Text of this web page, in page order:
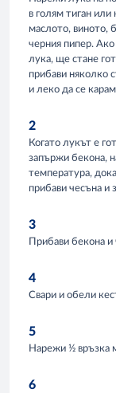
в голям тиган
маслото, виното,
черния пипер.
лука, ще стане
прибави няколко
и леко да се
2
Когато лукът е
запържи бекона,
температура,
прибави чесъна и
3
Прибави бекона
4
Свари и обели
5
Нарежи ½ връзка
6